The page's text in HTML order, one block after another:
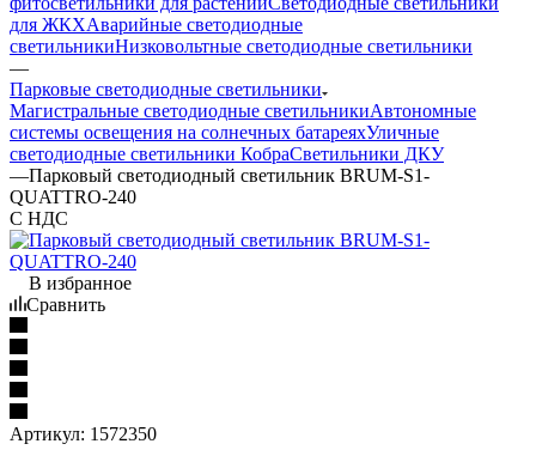
для ЖКХАварийные светодиодные
светильникиНизковольтные светодиодные светильники
—
Парковые светодиодные светильники
Магистральные светодиодные светильникиАвтономные
системы освещения на солнечных батареяхУличные
светодиодные светильники КобраСветильники ДКУ
—Парковый светодиодный светильник BRUM-S1-
QUATTRO-240
С НДС
В избранное
Сравнить
Артикул: 1572350